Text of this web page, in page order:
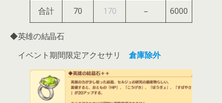
合計 70 170 – 6000
◆英雄の結晶石
イベント期間限定アクセサリ 倉庫除外